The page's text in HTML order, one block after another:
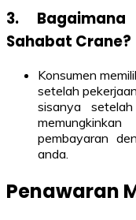
3.
Sahabat Crane?
Konsumen
setelah
sisanya
pembayaran
anda.
Penawaran